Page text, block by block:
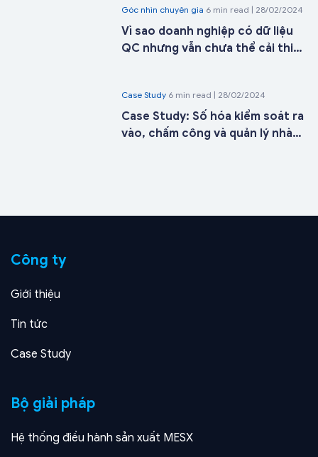
ngày triển khai
Góc nhìn chuyên gia 6 min read | 28/02/2024
Vì sao doanh nghiệp có dữ liệu
QC nhưng vẫn chưa thể cải thiện
Case Study 6 min read | 28/02/2024
Case Study: Số hóa kiểm soát ra
vào, chấm công và quản lý nhà
Công ty
Giới thiệu
Tin tức
Case Study
Bộ giải pháp
Hệ thống điều hành sản xuất MESX